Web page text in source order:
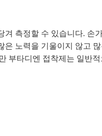
측정할 수 있습니다. 손
노력을 기울이지 않고
부타디엔 접착제는 일반